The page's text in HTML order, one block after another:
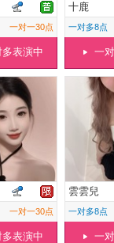
一对一30点
多表演中
十鹿
一对多8点
一
一对一30点
多表演中
雲雲兒
一对多8点
一